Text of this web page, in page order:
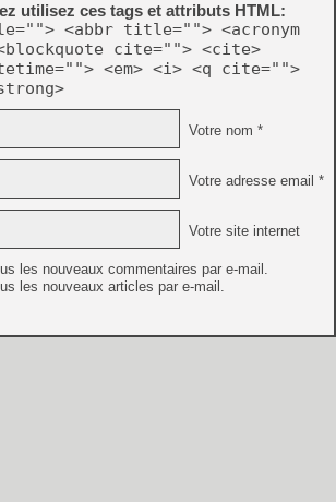
utilisez ces tags et attributs HTML:
<abbr title=""> <acronym
cite=""> <cite>
<em> <i> <q cite="">
Votre nom *
Votre adresse email *
Votre site internet
les nouveaux commentaires par e-mail.
les nouveaux articles par e-mail.